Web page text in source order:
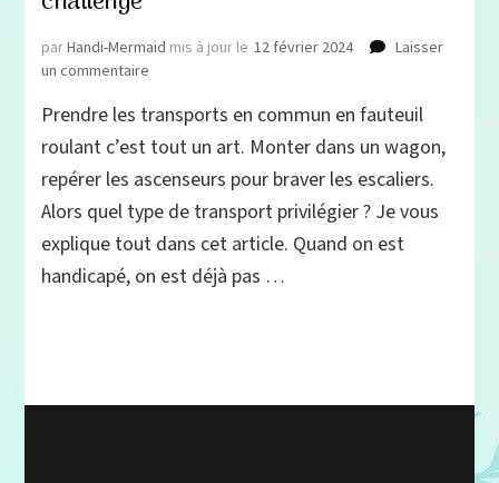
parHandi-Mermaid mis à jour le 12 février 2024
Laisser
un commentaire
en
commun
fauteuil
roulant,
RER,
bus,
métro,
Prendre les transports en commun en fauteuil
roulant c’est tout un art. Monter dans un wagon,
repérer les ascenseurs pour braver les escaliers.
Alors quel type de transport privilégier ? Je vous
explique tout dans cet article. Quand on est
handicapé, on est déjà pas …